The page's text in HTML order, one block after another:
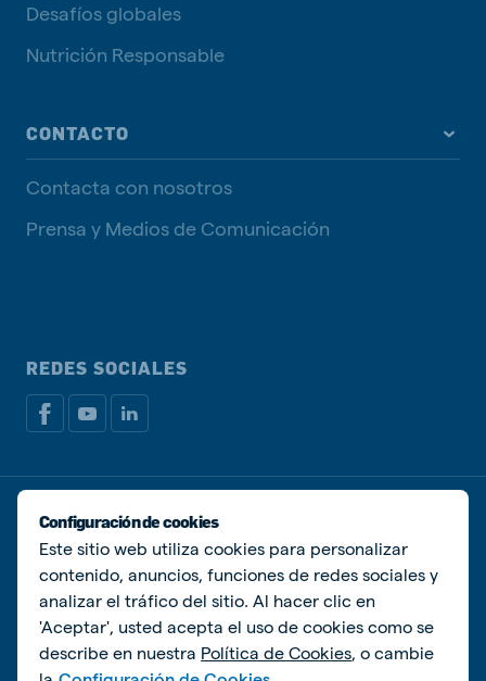
Desafíos globales
Nutrición Responsable
CONTACTO
Contacta con nosotros
Prensa y Medios de Comunicación
REDES SOCIALES
Política de privacidadPolítica de Cookies
Administrar Cookies
© De Heus Animal Nutrition
Configuración de cookies
Este sitio web utiliza cookies para personalizar
contenido, anuncios, funciones de redes sociales y
analizar el tráfico del sitio. Al hacer clic en
'Aceptar', usted acepta el uso de cookies como se
describe en nuestra Política de Cookies, o cambie